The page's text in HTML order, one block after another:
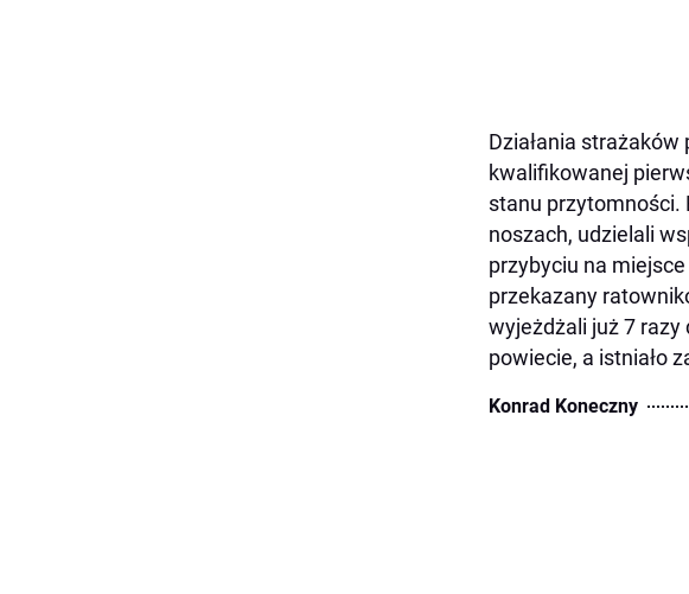
Działania
kwalifikowanej
stanu przytomności.
noszach, udzielali
przybyciu na
przekazany
wyjeżdżali już 7 razy
powiecie, a istniało
Konrad Koneczny